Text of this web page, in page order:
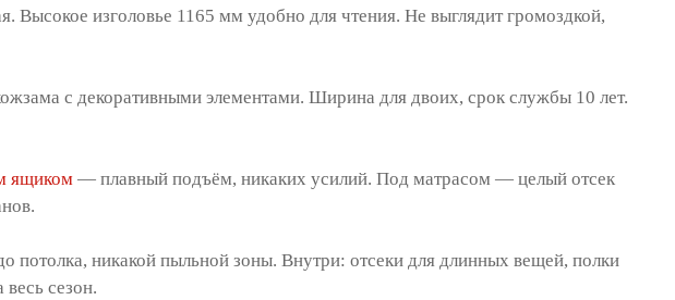
Высокое изголовье 1165 мм удобно для чтения. Не выглядит громоздкой,
с декоративными элементами. Ширина для двоих, срок службы 10 лет.
ящиком — плавный подъём, никаких усилий. Под матрасом — целый отсек
потолка, никакой пыльной зоны. Внутри: отсеки для длинных вещей, полки
сезон.